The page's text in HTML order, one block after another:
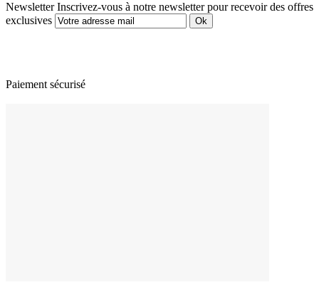
Newsletter Inscrivez-vous à notre newsletter pour recevoir des offres
exclusives
Paiement sécurisé